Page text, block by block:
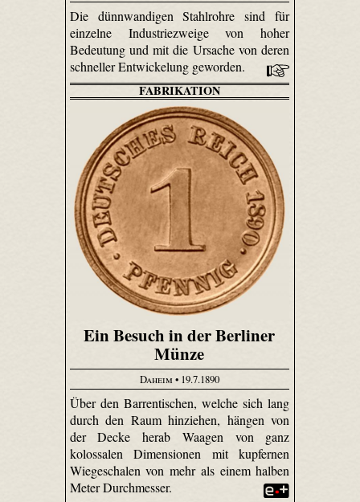
Die dünnwandigen Stahlrohre sind für
einzelne Industriezweige von hoher
Bedeutung und mit die Ursache von deren
schneller Entwickelung geworden.
FABRIKATION
Ein Besuch in der Berliner
Münze
Daheim • 19.7.1890
Über den Barrentischen, welche sich lang
durch den Raum hinziehen, hängen von
der Decke herab Waagen von ganz
kolossalen Dimensionen mit kupfernen
Wiegeschalen von mehr als einem halben
Meter Durchmesser.